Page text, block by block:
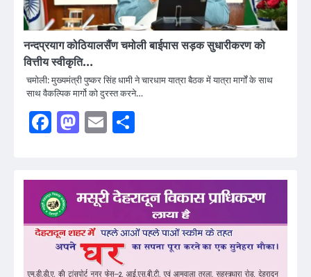
नन्दप्रयाग कोठियालसैंण चमोली बाईपास सड़क सुधारीकरण को
वित्तीय स्वीकृति…
चमोली: मुख्यमंत्री पुष्कर सिंह धामी ने चारधाम यात्रा बैठक में यात्रा मार्गों के साथ
साथ वैकल्पिक मार्गो को दुरस्त करने…
Facebook
Mastodon
Email